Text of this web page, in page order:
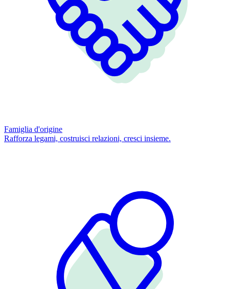
Famiglia d'origine
Rafforza legami, costruisci relazioni, cresci insieme.